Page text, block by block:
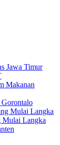
Jawa Timur
Makanan
Mulai Langka